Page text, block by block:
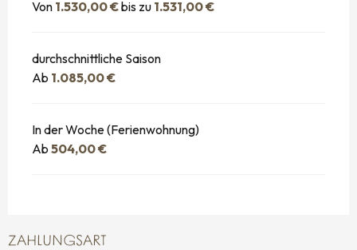
Von 1.530,00 €bis zu 1.531,00 €
durchschnittliche Saison
Ab 1.085,00 €
In der Woche (Ferienwohnung)
Ab 504,00 €
ZAHLUNGSART